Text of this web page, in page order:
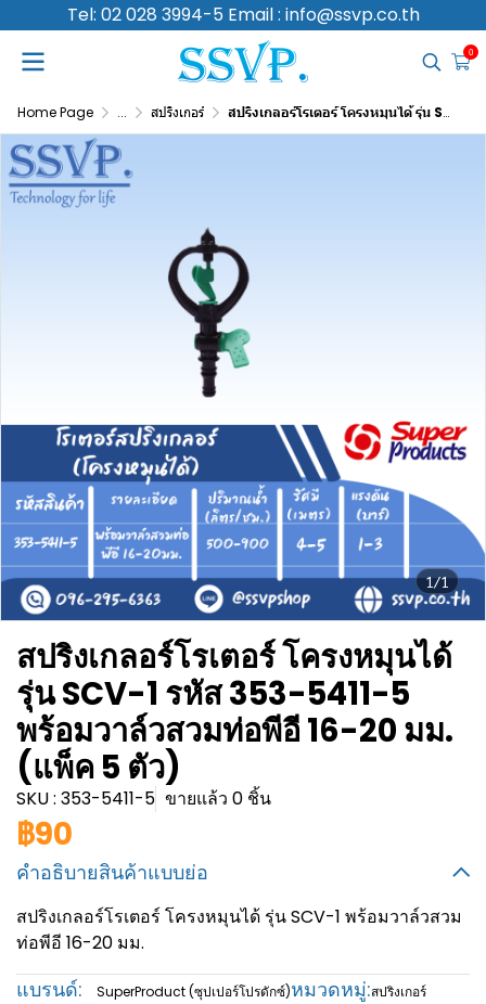
Tel: 02 028 3994-5 Email : info@ssvp.co.th
0
Home Page ... สปริงเกอร์ สปริงเกลอร์โรเตอร์ โครงหมุนได้ รุ่น SCV-1 รหัส 353-5411-5 พร้อมวาล์วสวมท่อพีอี 16-20 มม. (แพ็ค 5 ตัว)
1/1
สปริงเกลอร์โรเตอร์ โครงหมุนได้
รุ่น SCV-1 รหัส 353-5411-5
พร้อมวาล์วสวมท่อพีอี 16-20 มม.
(แพ็ค 5 ตัว)
SKU : 353-5411-5 ขายแล้ว 0 ชิ้น
฿90
คำอธิบายสินค้าแบบย่อ
สปริงเกลอร์โรเตอร์ โครงหมุนได้ รุ่น SCV-1 พร้อมวาล์วสวม
ท่อพีอี 16-20 มม.
แบรนด์: SuperProduct (ซุปเปอร์โปรดักซ์)หมวดหมู่:สปริงเกอร์